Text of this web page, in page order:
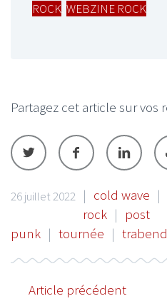
ROCK WEBZINE ROCK
Partagez cet article sur vos
26 juillet 2022 | cold wave |
rock | post
punk | tournée |
Article précédent